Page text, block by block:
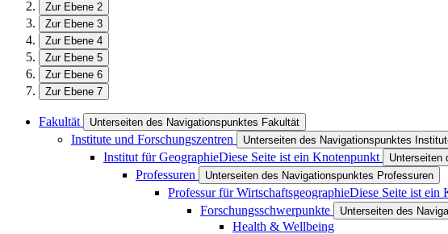
Zur Ebene 2
Zur Ebene 3
Zur Ebene 4
Zur Ebene 5
Zur Ebene 6
Zur Ebene 7
Fakultät Unterseiten des Navigationspunktes Fakultät
Institute und Forschungszentren Unterseiten des Navigationspunktes
Institut für GeographieDiese Seite ist ein Knotenpunkt Unterseiten
Professuren Unterseiten des Navigationspunktes Professuren
Professur für WirtschaftsgeographieDiese Seite ist ein
Forschungsschwerpunkte Unterseiten des
Health & Wellbeing